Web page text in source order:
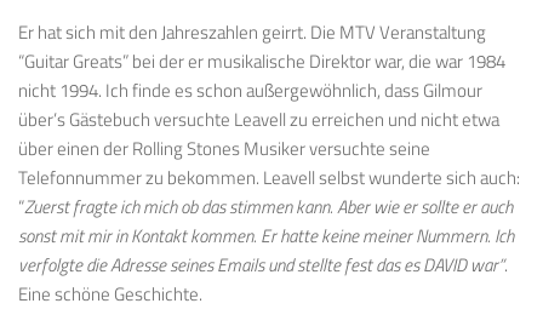
Er hat sich mit den Jahreszahlen geirrt. Die MTV Veranstaltung
“Guitar Greats” bei der er musikalische Direktor war, die war 1984
nicht 1994. Ich finde es schon außergewöhnlich, dass Gilmour
über’s Gästebuch versuchte Leavell zu erreichen und nicht etwa
über einen der Rolling Stones Musiker versuchte seine
Telefonnummer zu bekommen. Leavell selbst wunderte sich auch:
“Zuerst fragte ich mich ob das stimmen kann. Aber wie er sollte er auch
sonst mit mir in Kontakt kommen. Er hatte keine meiner Nummern. Ich
verfolgte die Adresse seines Emails und stellte fest das es DAVID war”.
Eine schöne Geschichte.